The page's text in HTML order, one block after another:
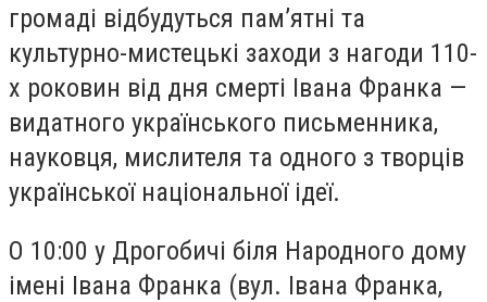
громаді відбудуться пам’ятні та
культурно-мистецькі заходи з нагоди 110-
х роковин від дня смерті Івана Франка —
видатного українського письменника,
науковця, мислителя та одного з творців
української національної ідеї.
О 10:00 у Дрогобичі біля Народного дому
імені Івана Франка (вул. Івана Франка,